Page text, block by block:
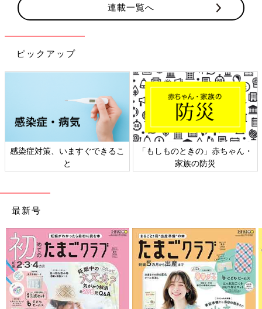
連載一覧へ
ピックアップ
感染症対策、いますぐできるこ
と
「もしものときの」赤ちゃん・
家族の防災
最新号